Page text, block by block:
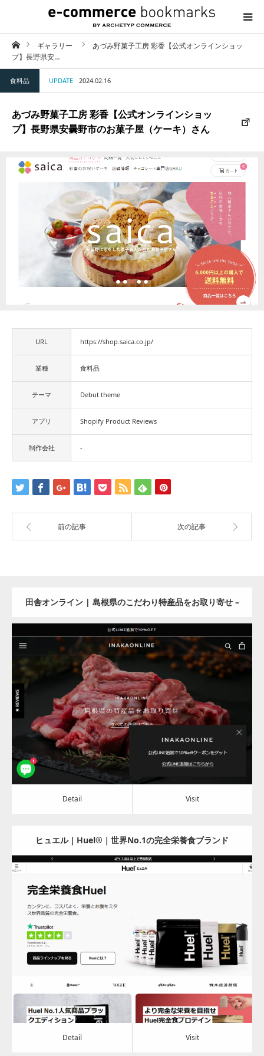
ホームギャラリー
あづみ野菓子工房 彩香【公式オンラインショッ
プ】長野県安…
食料品 UPDATE 2024.02.16
あづみ野菓子工房 彩香【公式オンラインショッ
プ】長野県安曇野市のお菓子屋（ケーキ）さん
URL https://shop.saica.co.jp/
業種 食料品
テーマ Debut theme
アプリ Shopify Product Reviews
制作会社 -
前の記事 次の記事
田舎オンライン | 島根県のこだわり特産品をお取り寄せ –
inakaonline
Update:2024.07.17
Category:食料品
Detail Visit
Detail Visit
ヒュエル｜Huel®｜世界No.1の完全栄養食ブランド
Update:
Category:食料品
Detail Visit
Detail Visit
TOP
ABOUT
CATEGORY